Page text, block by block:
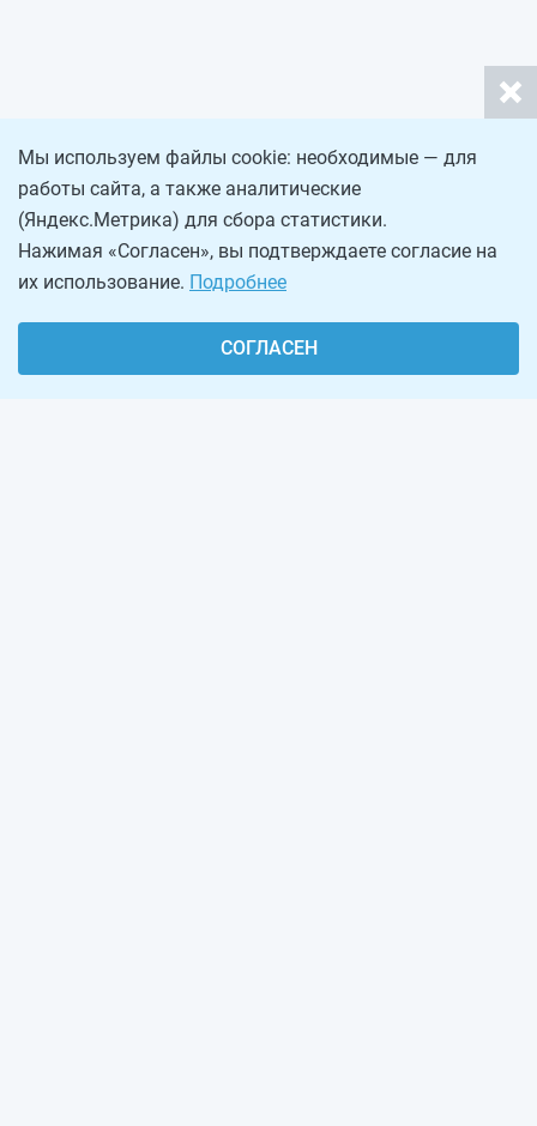
Мы используем файлы cookie: необходимые — для
работы сайта, а также аналитические
(Яндекс.Метрика) для сбора статистики.
Нажимая «Согласен», вы подтверждаете согласие на
их использование. Подробнее
СОГЛАСЕН